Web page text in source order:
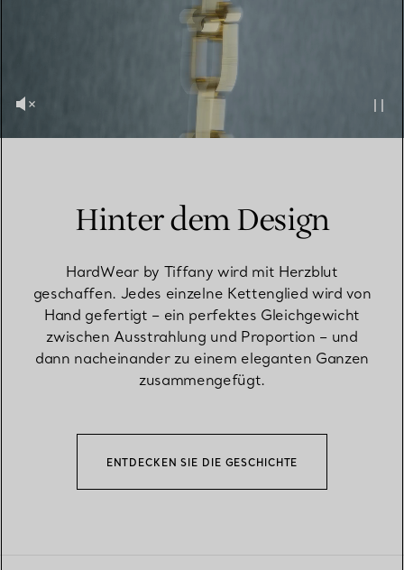
Hinter dem Design
HardWear by Tiffany wird mit Herzblut
geschaffen. Jedes einzelne Kettenglied wird von
Hand gefertigt – ein perfektes Gleichgewicht
zwischen Ausstrahlung und Proportion – und
dann nacheinander zu einem eleganten Ganzen
zusammengefügt.
ENTDECKEN SIE DIE GESCHICHTE